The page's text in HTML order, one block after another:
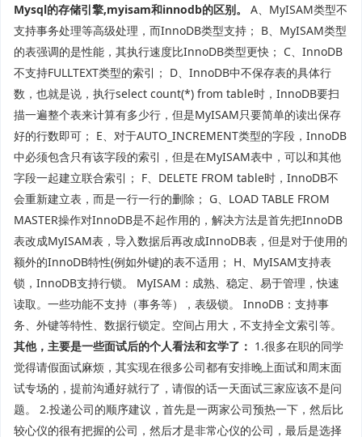
Mysql的存储引擎,myisam和innodb的区别。
A、MyISAM类型不
支持事务处理等高级处理，而InnoDB类型支持； B、MyISAM类型
的表强调的是性能，其执行速度比InnoDB类型更快； C、InnoDB
不支持FULLTEXT类型的索引； D、InnoDB中不保存表的具体行
数，也就是说，执行select count(*) from table时，InnoDB要扫
描一遍整个表来计算有多少行，但是MyISAM只要简单的读出保存
好的行数即可； E、对于AUTO_INCREMENT类型的字段，InnoDB
中必须包含只有该字段的索引，但是在MyISAM表中，可以和其他
字段一起建立联合索引； F、DELETE FROM table时，InnoDB不
会重新建立表，而是一行一行的删除； G、LOAD TABLE FROM
MASTER操作对InnoDB是不起作用的，解决方法是首先把InnoDB
表改成MyISAM表，导入数据后再改成InnoDB表，但是对于使用的
额外的InnoDB特性(例如外键)的表不适用； H、MyISAM支持表
锁，InnoDB支持行锁。 MyISAM：成熟、稳定、易于管理，快速
读取。一些功能不支持（事务等），表级锁。 InnoDB：支持事
务、外键等特性、数据行锁定。空间占用大，不支持全文索引等。
其他，主要是一些面试后的个人看法和玄学了： 1.很多在职的同学
觉得请假面试麻烦，其实现在很多公司都有安排晚上面试和周末面
试专场的，提前沟通好就行了，请假的话一天面试三家应该不是问
题。 2.投递公司的顺序建议，首先是一两家公司预热一下，然后比
较心仪的很有把握的公司，然后才是非常心仪的公司，最后是选择